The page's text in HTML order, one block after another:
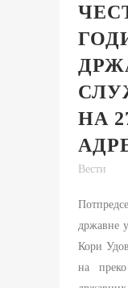
НА
Вести
државне
Кори
на